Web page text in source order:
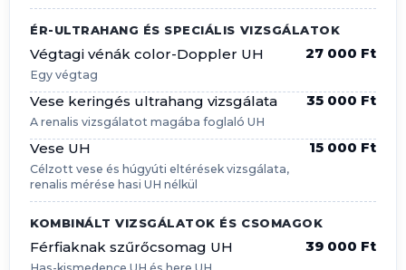
ÉR-ULTRAHANG ÉS SPECIÁLIS VIZSGÁLATOK
Végtagi vénák color-Doppler UH
Egy végtag
27 000 Ft
Vese keringés ultrahang vizsgálata
A renalis vizsgálatot magába foglaló UH
35 000 Ft
Vese UH
Célzott vese és húgyúti eltérések vizsgálata,
renalis mérése hasi UH nélkül
15 000 Ft
KOMBINÁLT VIZSGÁLATOK ÉS CSOMAGOK
Férfiaknak szűrőcsomag UH 39 000 Ft